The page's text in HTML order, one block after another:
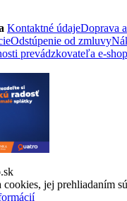
Kontaktné údajeDoprava
Odstúpenie od zmluvy
prevádzkovateľa e-
jej prehliadaním